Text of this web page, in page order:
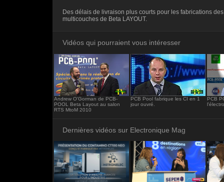
frameborder="0"></iframe>
Des délais de livraison plus courts pour les fabrications
multicouches de Beta LAYOUT.
Vidéos qui pourraient vous intéresser
Andrew O'Gorman de PCB-
POOL Beta Layout au salon
RTS MtoM 2010
PCB Pool fabrique les CI en 1
jour ouvré.
PCB
Dernières vidéos sur Electronique Mag